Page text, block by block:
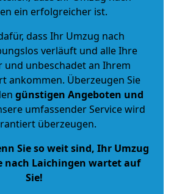
ein erfolgreicher ist.
dass Ihr Umzug nach
verläuft und alle Ihre
und unbeschadet an Ihrem
ankommen. Überzeugen Sie
günstigen Angeboten und
umfassender Service wird
überzeugen.
Sie so weit sind, Ihr Umzug
nach Laichingen wartet auf
Sie!